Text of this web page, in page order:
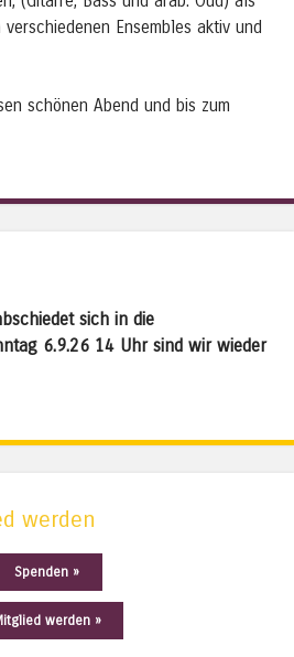
Ensembles aktiv und
schönen Abend und bis zum
sich in die
6.9.26 14 Uhr sind wir wieder
werden
Spenden »
werden »